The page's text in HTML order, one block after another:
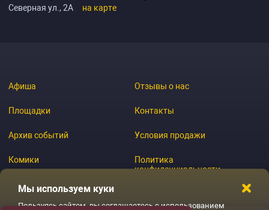
Северная ул., 2А на карте
Афиша
Площадки
Архив событий
Комики
Журнал
Отзывы о нас
Контакты
Условия продажи
Политика
конфиденциальности
Мы используем куки
Пользуясь сайтом, вы соглашаетесь с использованием